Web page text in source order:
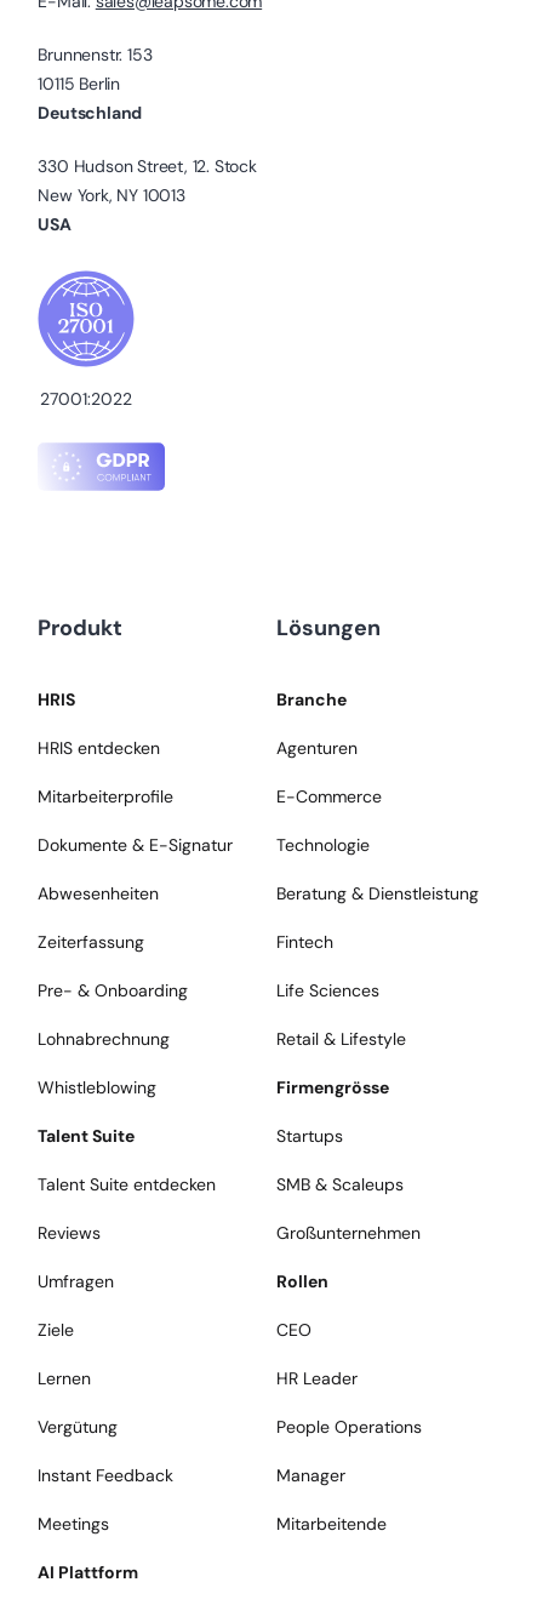
Brunnenstr. 153
10115 Berlin
Deutschland
330 Hudson Street, 12. Stock
New York, NY 10013
USA
27001:2022
Produkt
HRIS
HRIS entdecken
Mitarbeiterprofile
Dokumente & E-Signatur
Abwesenheiten
Zeiterfassung
Pre- & Onboarding
Lohnabrechnung
Whistleblowing
Talent Suite
Talent Suite entdecken
Reviews
Umfragen
Ziele
Lernen
Vergütung
Instant Feedback
Meetings
AI Plattform
Lösungen
Branche
Agenturen
E-Commerce
Technologie
Beratung & Dienstleistung
Fintech
Life Sciences
Retail & Lifestyle
Firmengrösse
Startups
SMB & Scaleups
Großunternehmen
Rollen
CEO
HR Leader
People Operations
Manager
Mitarbeitende